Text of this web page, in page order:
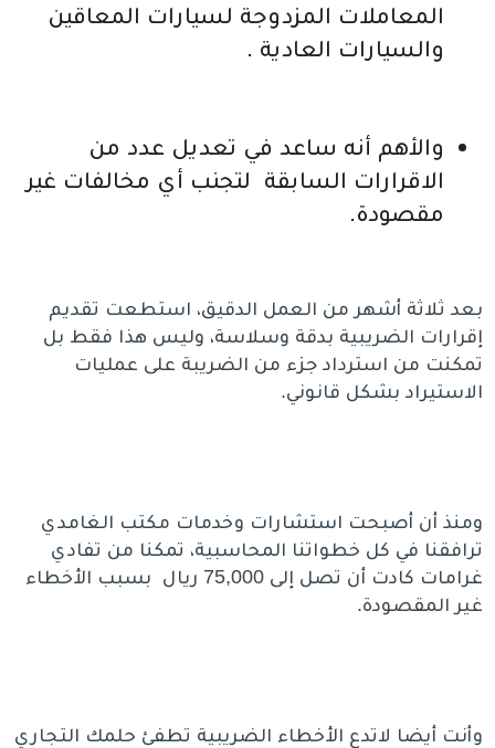
المعاملات المزدوجة لسيارات المعاقين
والسيارات العادية .
والأهم أنه ساعد في تعديل عدد من
الاقرارات السابقة لتجنب أي مخالفات غير
مقصودة.
بعد ثلاثة أشهر من العمل الدقيق، استطعت تقديم
إقرارات الضريبية بدقة وسلاسة، وليس هذا فقط بل
تمكنت من استرداد جزء من الضريبة على عمليات
الاستيراد بشكل قانوني.
ومنذ أن أصبحت استشارات وخدمات مكتب الغامدي
ترافقنا في كل خطواتنا المحاسبية، تمكنا من تفادي
غرامات كادت أن تصل إلى 75,000 ريال بسبب الأخطاء
غير المقصودة.
وأنت أيضا لاتدع الأخطاء الضريبية تطفئ حلمك التجاري